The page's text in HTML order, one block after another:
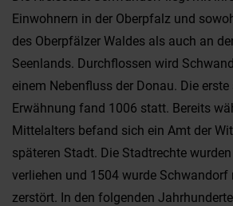
Einwohnern in der Oberpfalz und
des Oberpfälzer Waldes als auch an
Seenlands. Durchflossen wird
einem Nebenfluss der Donau. Die
Erwähnung fand 1006 statt. Bereits
Mittelalters befand sich ein Amt der
späteren Stadt. Die Stadtrechte
verliehen und 1504 wurde
zerstört. In den folgenden